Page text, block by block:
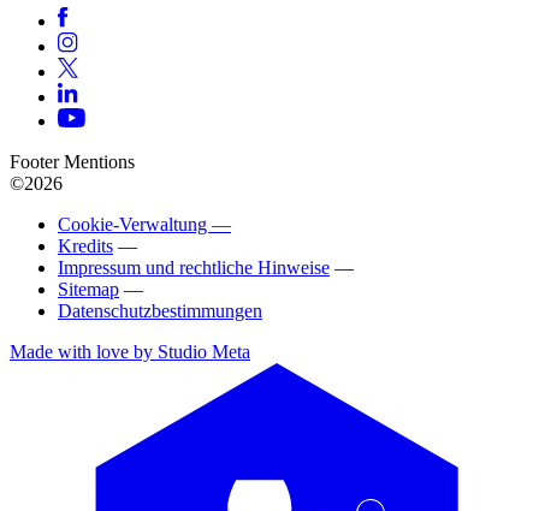
Footer Mentions
©2026
Cookie-Verwaltung —
Kredits —
Impressum und rechtliche Hinweise —
Sitemap —
Datenschutzbestimmungen
Made with love by Studio Meta